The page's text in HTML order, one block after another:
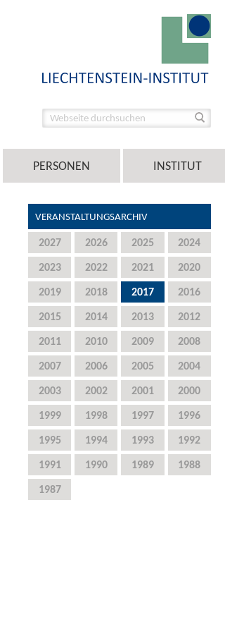
PERSONEN INSTITUT
VERANSTALTUNGSARCHIV
2027 2026 2025
2024
2023
2022 2021
2020
2019
2018 2017
2016
2015
2014 2013
2012
2011
2010 2009
2008
2007
2006 2005
2004
2003
2002 2001
2000
1999
1998 1997
1996
1995
1994 1993
1992
1991
1990 1989
1988
1987